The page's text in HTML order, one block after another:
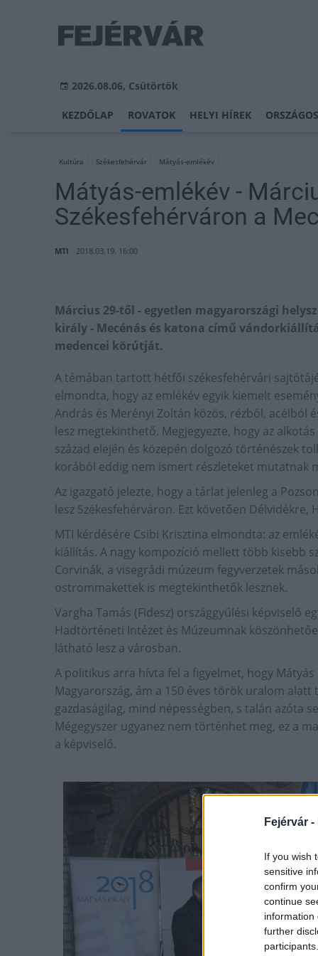
Fejérvár -
If you wish
sensitive
confirm
continue
information
further
2026.08.06, Csütörtök
KEZDŐLAP ROVATOK HELYI HÍREK
Kultúra Székesfehérvár Mátyás-emlékév
Mátyás-emlékév -
Székesfehérváron a
MTI 2018.03.19. 16:00
Március 29-től - egyetlen magyarországi
király - Mecénás és katona című
medencei körútját.
A témában tartott hétfői székesfehérvári
elmondta, hogy az emlékév egyik kiemelt
András és Merényi Zoltán közös, rézből, acélból
lesz megtekinthető. Megjegyezte, hogy az
század elején és közepén dolgozó történészek
korából eddig nem ismert részleteket mutatnak
Az igazgató jelezte, hogy a tárlat jelenleg a
lesz Székesfehérváron. Ezt követően Délvidékre,
MTI kérdésére Csibi Krisztina elmondta: az
kiállítás. A nagy kompozíció mellett több kisebb
Corvinák, a visegrádi múzeum fegyverzetek
ostrommakettek is megtekinthetők lesznek.
Vargha Tamás (Fidesz) országgyűlési képviselő
Hadtörténeti Intézet és Múzeumnak
látható lesz a városban.
A politikus arra hívta fel a figyelmet, hogy
Magyarország, ám a 150 éves török uralom
gazdaságilag, mind népességben, s talán azóta
Mégegyszer ugyanez nem történhet meg, ez a
a képviselő.